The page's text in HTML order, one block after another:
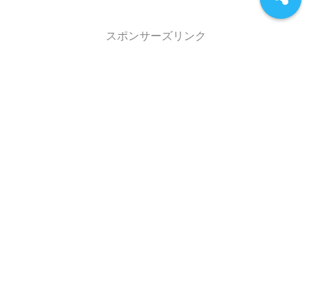
スポンサーズリンク